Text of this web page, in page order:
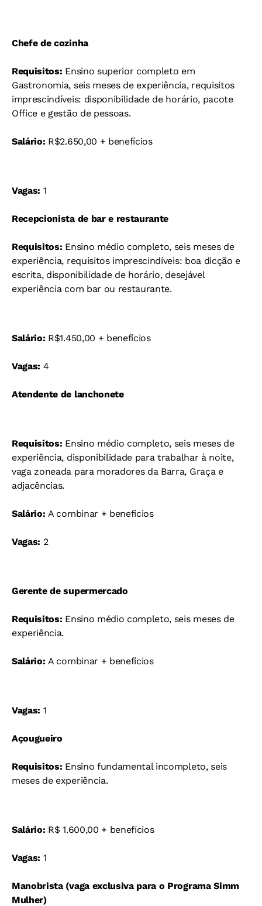
Chefe de cozinha
Requisitos: Ensino superior completo em
Gastronomia, seis meses de experiência, requisitos
imprescindíveis: disponibilidade de horário, pacote
Office e gestão de pessoas.
Salário: R$2.650,00 + benefícios
Vagas: 1
Recepcionista de bar e restaurante
Requisitos: Ensino médio completo, seis meses de
experiência, requisitos imprescindíveis: boa dicção e
escrita, disponibilidade de horário, desejável
experiência com bar ou restaurante.
Salário: R$1.450,00 + benefícios
Vagas: 4
Atendente de lanchonete
Requisitos: Ensino médio completo, seis meses de
experiência, disponibilidade para trabalhar à noite,
vaga zoneada para moradores da Barra, Graça e
adjacências.
Salário:A combinar + benefícios
Vagas: 2
Gerente de supermercado
Requisitos: Ensino médio completo, seis meses de
experiência.
Salário:A combinar + benefícios
Vagas: 1
Açougueiro
Requisitos: Ensino fundamental incompleto, seis
meses de experiência.
Salário: R$ 1.600,00 + benefícios
Vagas: 1
Manobrista (vaga exclusiva para o Programa Simm
Mulher)